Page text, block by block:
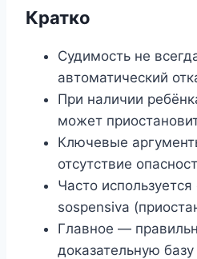
Кратко
Судимость не
автоматический
При наличии
может
Ключевые
отсутствие
Часто используется
sospensiva
Главное —
доказательную